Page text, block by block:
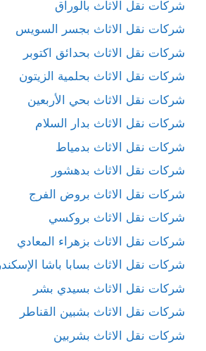
شركات نقل الاثاث بالوراق
شركات نقل الاثاث بجسر السويس
شركات نقل الاثاث بحدائق اكتوبر
شركات نقل الاثاث بحلمية الزيتون
شركات نقل الاثاث بحي الأربعين
شركات نقل الاثاث بدار السلام
شركات نقل الاثاث بدمياط
شركات نقل الاثاث بدهشور
شركات نقل الاثاث بروض الفرج
شركات نقل الاثاث بروكسي
شركات نقل الاثاث بزهراء المعادي
شركات نقل الاثاث بسابا باشا
شركات نقل الاثاث بسيدي بشر
شركات نقل الاثاث بشبين القناطر
شركات نقل الاثاث بشربين